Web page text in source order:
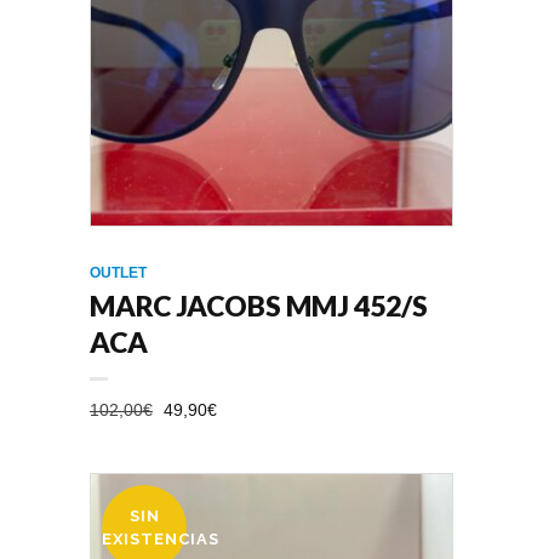
OUTLET
MARC JACOBS MMJ 452/S
ACA
102,00€ EL
ERA:
102,00€.
49,90€EL
OFERTA
SIN
EXISTENCIAS